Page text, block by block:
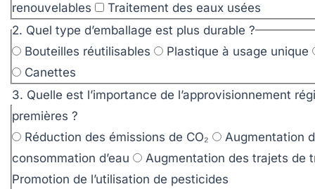
renouvelables
Traitement des eaux usées
2. Quel type d’emballage est plus durable ?
Bouteilles réutilisables
Plastique à usage unique
Canettes
3. Quelle est l’importance de l’approvisionnement
premières ?
Réduction des émissions de CO₂
Augmentation
consommation d’eau
Augmentation des trajets de
Promotion de l’utilisation de pesticides